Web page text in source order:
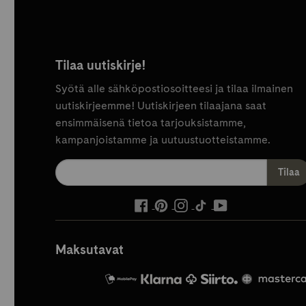
Tilaa uutiskirje!
Syötä alle sähköpostiosoitteesi ja tilaa ilmainen
uutiskirjeemme! Uutiskirjeen tilaajana saat
ensimmäisenä tietoa tarjouksistamme,
kampanjoistamme ja uutuustuotteistamme.
ulkoinen
palvelu,
ulkoinen
palvelu,
ulkoinen
palvelu,
ulkoinen
palvelu,
palvelu,
Maksutavat